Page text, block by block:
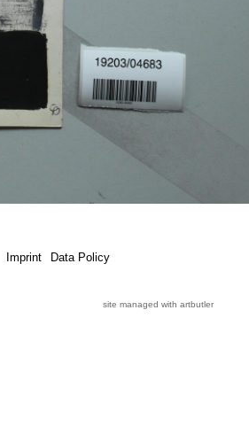
Imprint Data Policy
site managed with artbutler